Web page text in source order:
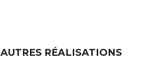
AUTRES RÉALISATIONS